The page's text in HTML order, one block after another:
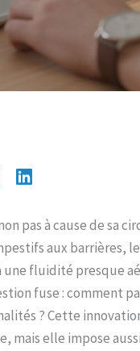
pas à cause de sa
aux barrières,
une fluidité presque
fuse : comment
? Cette
mais elle impose